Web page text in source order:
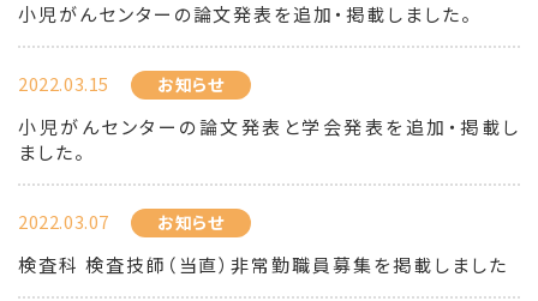
小児がんセンターの論文発表を追加・掲載しました。
2022.03.15 お知らせ
小児がんセンターの論文発表と学会発表を追加・掲載し
ました。
2022.03.07 お知らせ
検査科 検査技師（当直）非常勤職員募集を掲載しました